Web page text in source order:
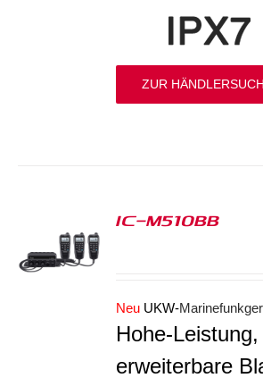
ZUR
IC-M510BB
Neu UKW-
Hohe-Leistung,
erweiterbare